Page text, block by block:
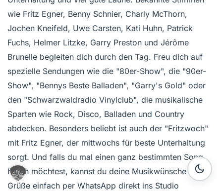
wie Fritz Egner, Benny Schnier, Charly McThorn,
Jochen Kneifeld, Uwe Carsten, Kati Huhn, Patrick
Fuchs, Helmer Litzke, Garry Preston und Jérôme
Brunelle begleiten dich durch den Tag. Freu dich auf
spezielle Sendungen wie die "80er-Show", die "90er-
Show", "Bennys Beste Balladen", "Garry's Gold" oder
den "Schwarzwaldradio Vinylclub", die musikalische
Sparten wie Rock, Disco, Balladen und Country
abdecken. Besonders beliebt ist auch der "Fritzwoch"
mit Fritz Egner, der mittwochs für beste Unterhaltung
sorgt. Und falls du mal einen ganz bestimmten Song
hören möchtest, kannst du deine Musikwünsche und
Grüße einfach per WhatsApp direkt ins Studio